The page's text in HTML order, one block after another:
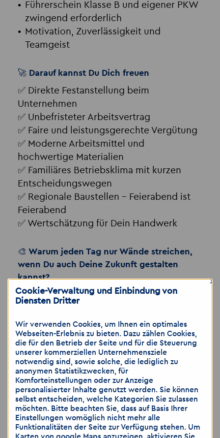
Führerschein Klasse B und eigener PKW
zwingend erforderlich
Motivation, Zuverlässigkeit und
Teamgeist
🚀 Darauf kannst Du Dich freuen
✅ Direkte Festanstellung beim
Unternehmen
✅ Unbefristeter Arbeitsvertrag
✅ Faire und leistungsgerechte Vergütung
✅ Moderne Arbeitsmittel und
hochwertige Materialien
✅ Familiäres Betriebsklima mit kurzen
Entscheidungswegen
✅ Regionale Baustellen – Feierabend ist
Feierabend
✅ Wertschätzung für Dein Handwerk
🎨 Warum jeden Tag nur Wände streichen,
wenn Du auch Deine Zukunft gestalten
kannst?
Wenn Du lieber Farbe an die Wand bringst
uns auf Deine Bewerbung.
Ansprechpartnerin
Franka Arndt
Personalberaterin
📧franka.arndt@akzent-personal.de
📞 03641 3470230
📱 0174 6143753
Cookie-Verwaltung und Einbindung von
Diensten Dritter
×
Wir verwenden Cookies, um Ihnen ein optimales
Webseiten-Erlebnis zu bieten. Dazu zählen Cookies,
die für den Betrieb der Seite und für die Steuerung
unserer kommerziellen Unternehmensziele
notwendig sind, sowie solche, die lediglich zu
anonymen Statistikzwecken, für
Komforteinstellungen oder zur Anzeige
personalisierter Inhalte genutzt werden. Sie können
selbst entscheiden, welche Kategorien Sie zulassen
möchten. Bitte beachten Sie, dass auf Basis Ihrer
Einstellungen womöglich nicht mehr alle
Funktionalitäten der Seite zur Verfügung stehen. Um